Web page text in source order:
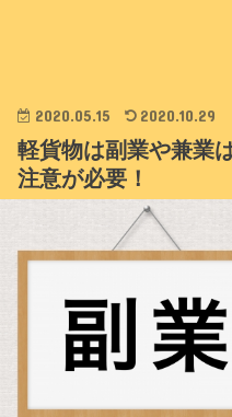
2020.05.15 2020.10.29
軽貨物は副業や兼業
注意が必要！